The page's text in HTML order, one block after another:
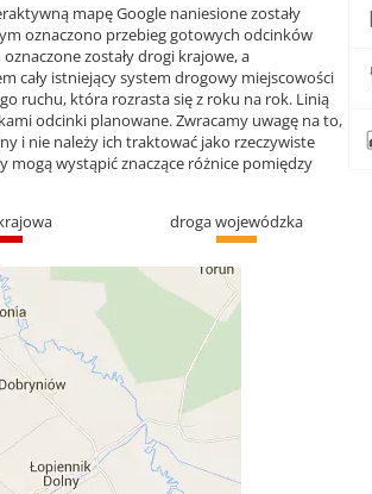
mapę Google naniesione zostały
oznaczono przebieg gotowych odcinków
zostały drogi krajowe, a
cały istniejący system drogowy miejscowości
ruchu, która rozrasta się z roku na rok. Linią
odcinki planowane. Zwracamy uwagę na to,
i nie należy ich traktować jako rzeczywiste
mogą wystąpić znaczące różnice pomiędzy
droga wojewódzka